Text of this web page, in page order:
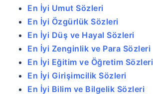
En İyi Umut Sözleri
En İyi Özgürlük Sözleri
En İyi Düş ve Hayal Sözleri
En İyi Zenginlik ve Para Sözleri
En İyi Eğitim ve Öğretim Sözleri
En İyi Girişimcilik Sözleri
En İyi Bilim ve Bilgelik Sözleri